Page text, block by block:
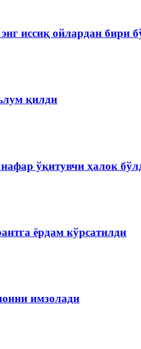
иссиқ ойлардан бири
қилди
ўқитувчи ҳалок
ёрдам кўрсатилди
имзолади